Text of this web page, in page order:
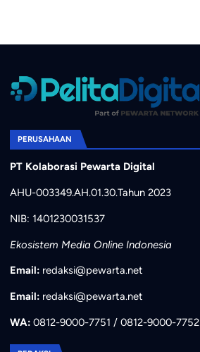
PERUSAHAAN
PT Kolaborasi Pewarta Digital
AHU-003349.AH.01.30.Tahun 2023
NIB: 1401230031537
Ekosistem Media Online Indonesia
Email: redaksi@pewarta.net
Email: redaksi@pewarta.net
WA:0812-9000-7751 / 0812-9000-7752